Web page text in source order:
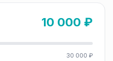
10 000 ₽
30 000 ₽